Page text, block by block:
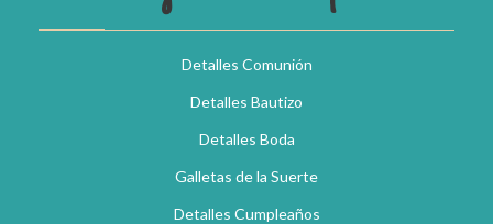
Detalles Comunión
Detalles Bautizo
Detalles Boda
Galletas de la Suerte
Detalles Cumpleaños